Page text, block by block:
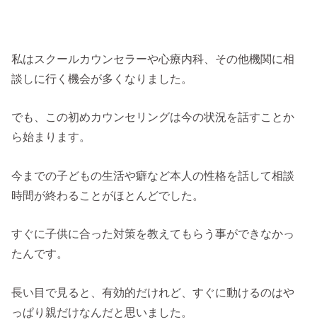
私はスクールカウンセラーや心療内科、その他機関に相
談しに行く機会が多くなりました。
でも、この初めカウンセリングは今の状況を話すことか
ら始まります。
今までの子どもの生活や癖など本人の性格を話して相談
時間が終わることがほとんどでした。
すぐに子供に合った対策を教えてもらう事ができなかっ
たんです。
長い目で見ると、有効的だけれど、すぐに動けるのはや
っぱり親だけなんだと思いました。